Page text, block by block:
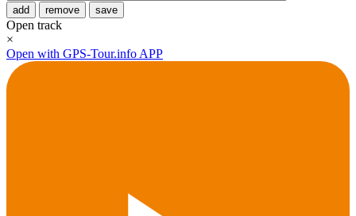
add remove save
Open track
×
Open with GPS-Tour.info APP